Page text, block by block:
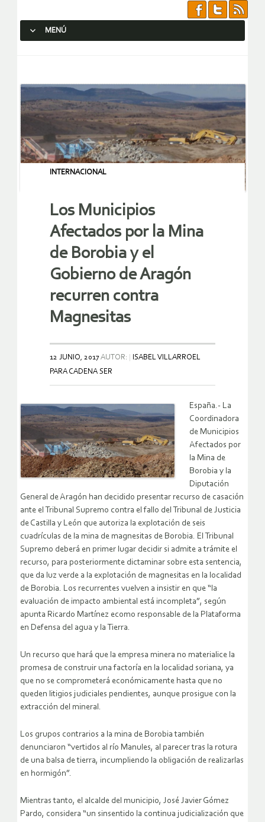
MENÚ
INTERNACIONAL
Los Municipios
Afectados por la Mina
de Borobia y el
Gobierno de Aragón
recurren contra
Magnesitas
12 JUNIO, 2017AUTOR:
ISABEL VILLARROEL
PARA CADENA SER
España.- La
Coordinadora
de Municipios
Afectados por
la Mina de
Borobia y la
Diputación
General de Aragón han decidido presentar recurso de casación
ante el Tribunal Supremo contra el fallo del Tribunal de Justicia
de Castilla y León que autoriza la explotación de seis
cuadrículas de la mina de magnesitas de Borobia. El Tribunal
Supremo deberá en primer lugar decidir si admite a trámite el
recurso, para posteriormente dictaminar sobre esta sentencia,
que da luz verde a la explotación de magnesitas en la localidad
de Borobia. Los recurrentes vuelven a insistir en que “la
evaluación de impacto ambiental está incompleta”, según
apunta Ricardo Martínez ecomo responsable de la Plataforma
en Defensa del agua y la Tierra.
Un recurso que hará que la empresa minera no materialice la
promesa de construir una factoría en la localidad soriana, ya
que no se comprometerá económicamente hasta que no
queden litigios judiciales pendientes, aunque prosigue con la
extracción del mineral.
Los grupos contrarios a la mina de Borobia también
denunciaron “vertidos al río Manules, al parecer tras la rotura
de una balsa de tierra, incumpliendo la obligación de realizarlas
en hormigón”.
Mientras tanto, el alcalde del municipio, José Javier Gómez
Pardo, considera “un sinsentido la continua judicialización que